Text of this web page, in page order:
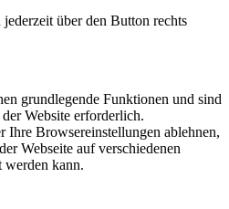
über den Button rechts
grundlegende Funktionen und sind
Website erforderlich.
Ihre Browsereinstellungen ablehnen,
Webseite auf verschiedenen
werden kann.